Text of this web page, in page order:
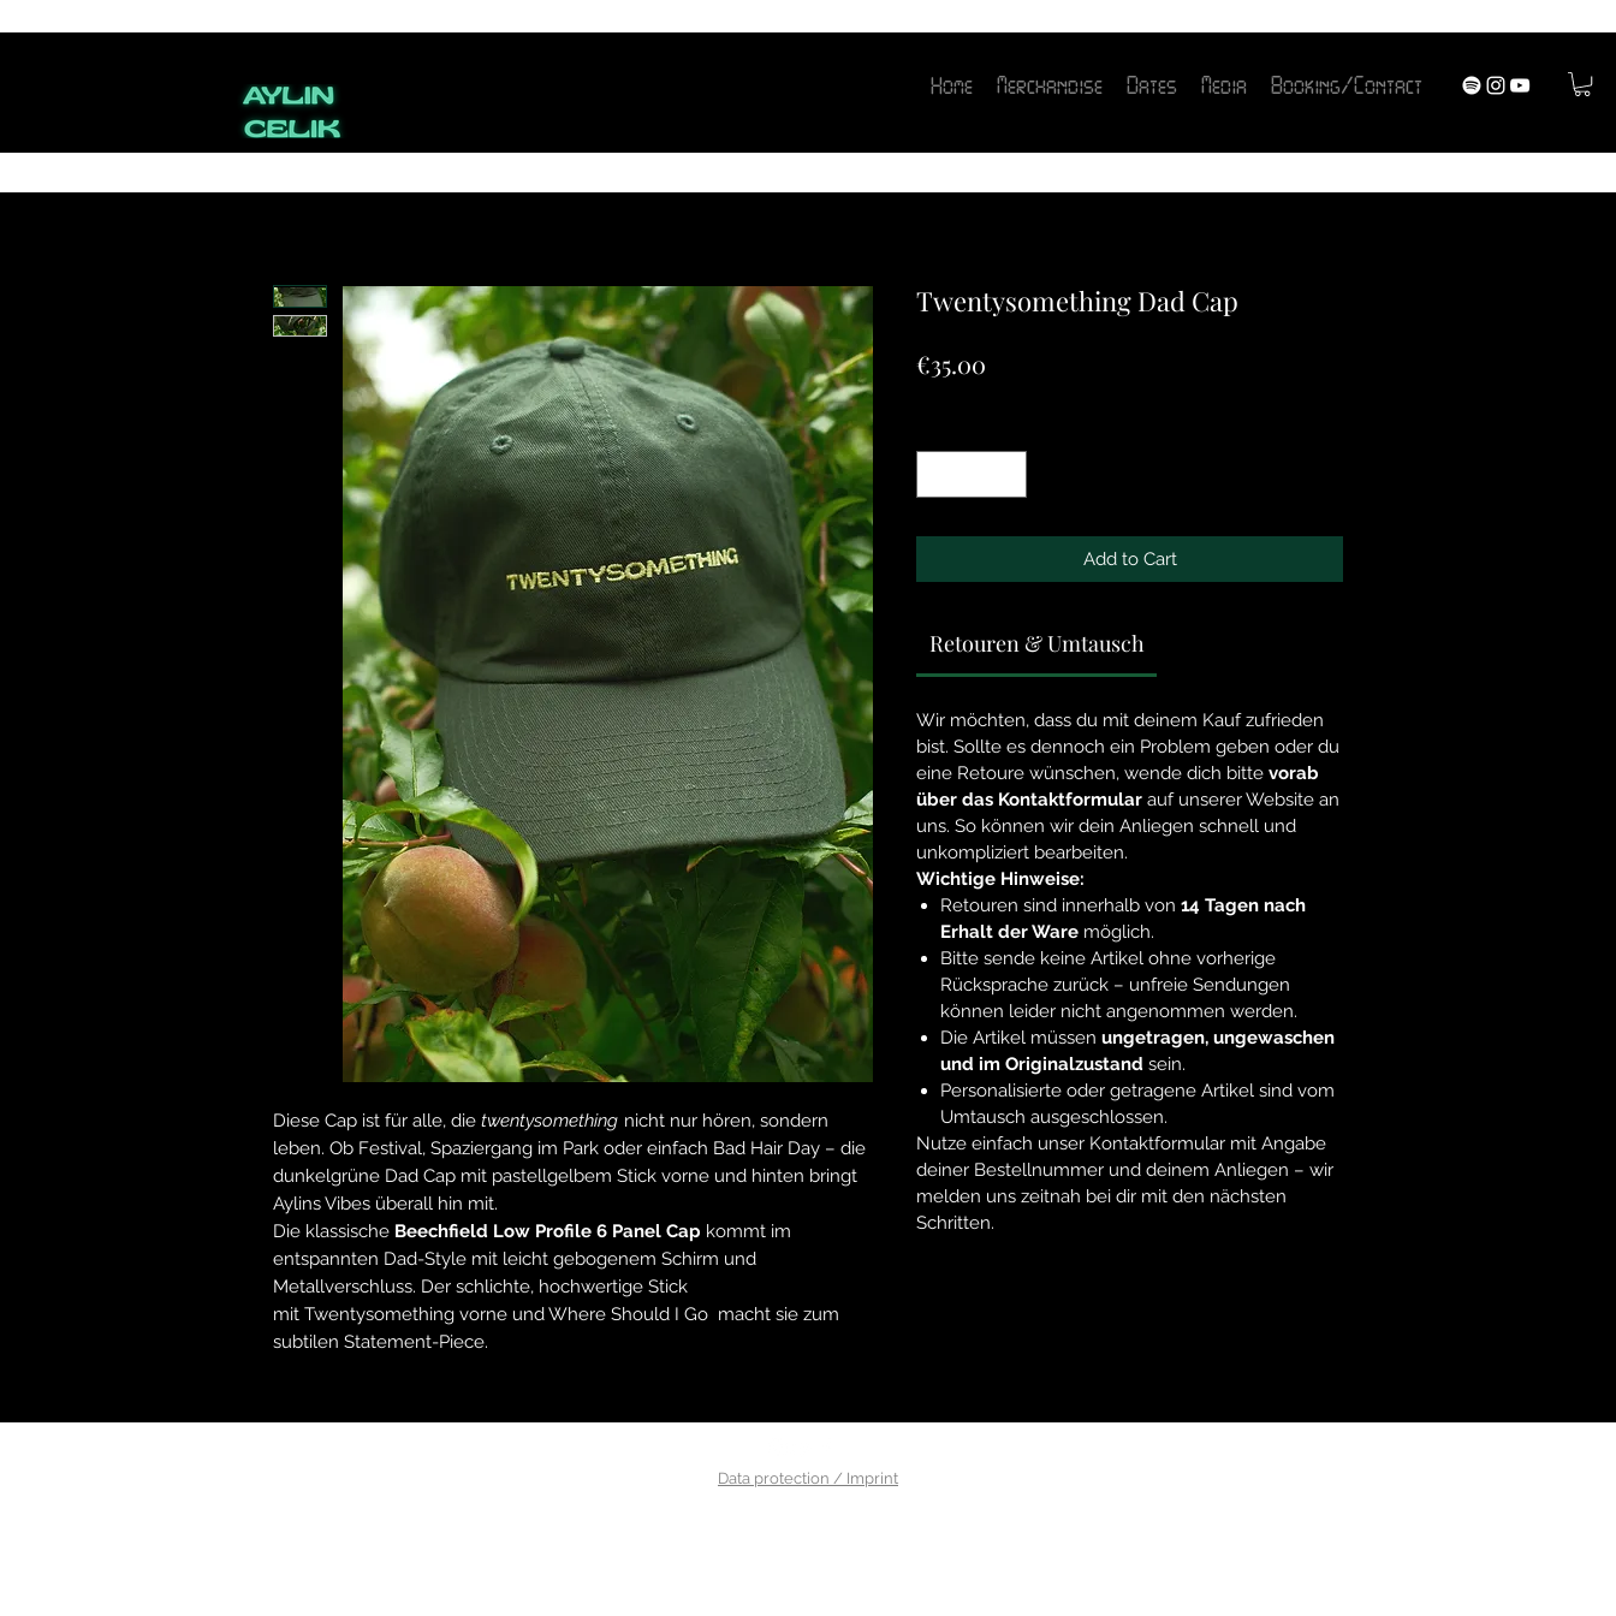
Home Merchandise Dates Media Booking/Contact
Diese Cap ist für alle, die twentysomething nicht nur hören, sondern
leben. Ob Festival, Spaziergang im Park oder einfach Bad Hair Day – die
dunkelgrüne Dad Cap mit pastellgelbem Stick vorne und hinten bringt
Aylins Vibes überall hin mit.
Die klassische Beechfield Low Profile 6 Panel Cap kommt im
entspannten Dad-Style mit leicht gebogenem Schirm und
Metallverschluss. Der schlichte, hochwertige Stick
mit Twentysomething vorne undWhere Should I Go macht sie zum
subtilen Statement-Piece.
Twentysomething Dad Cap
€35.00
Add to Cart
Retouren & Umtausch
Wir möchten, dass du mit deinem Kauf zufrieden
bist. Sollte es dennoch ein Problem geben oder du
eine Retoure wünschen, wende dich bitte vorab
über das Kontaktformular auf unserer Website an
uns. So können wir dein Anliegen schnell und
unkompliziert bearbeiten.
Wichtige Hinweise:
Retouren sind innerhalb von 14 Tagen nach
Erhalt der Ware möglich.
Bitte sende keine Artikel ohne vorherige
Rücksprache zurück – unfreie Sendungen
können leider nicht angenommen werden.
Die Artikel müssen ungetragen, ungewaschen
und im Originalzustand sein.
Personalisierte oder getragene Artikel sind vom
Umtausch ausgeschlossen.
Nutze einfach unser Kontaktformular mit Angabe
deiner Bestellnummer und deinem Anliegen – wir
melden uns zeitnah bei dir mit den nächsten
Schritten.
Data protection / Imprint